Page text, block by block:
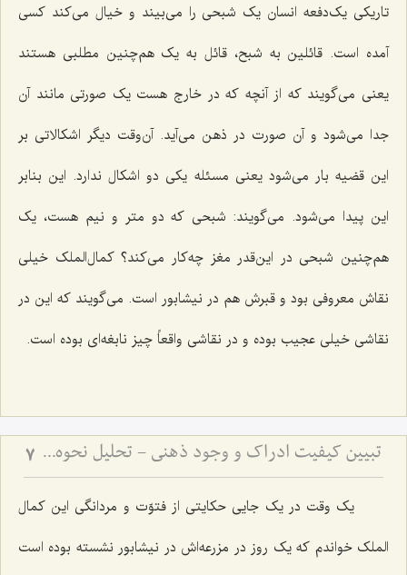
تاریکی یک‌دفعه انسان یک شبحی را می‌بیند و خیال می‌کند کسی
آمده است. قائلین به شبح، قائل به یک هم‌چنین مطلبی هستند
یعنی می‌گویند که از آنچه که در خارج هست یک صورتی مانند آن
جدا می‌شود و آن صورت در ذهن می‌آید. آن‌وقت دیگر اشکالاتی بر
این قضیه بار می‌شود یعنی مسئله یکی دو اشکال ندارد. این بنابر
این پیدا می‌شود. می‌گویند: شبحی که دو متر و نیم هست، یک
هم‌چنین شبحی در این‌قدر مغز چه‌کار می‌کند؟ کمال‌الملک خیلی
نقاش معروفی بود و قبرش هم در نیشابور است. می‌گویند که این در
نقاشی خیلی عجیب بوده و در نقاشی واقعاً چیز نابغه‌ای بوده است.
تبیین کیفیت ادراک و وجود ذهنی - تحلیل نحوه ارتباط نفس با عالم مثال و صور خارجی 7
یک وقت در یک جایی حکایتی از فتوّت و مردانگی این کمال
الملک خواندم که یک روز در مزرعه‌اش در نیشابور نشسته بوده است